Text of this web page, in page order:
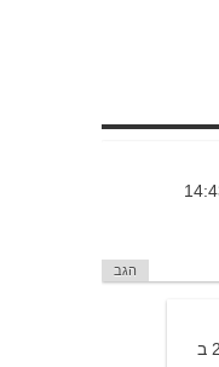
הגב
1 במאי 2014 ב